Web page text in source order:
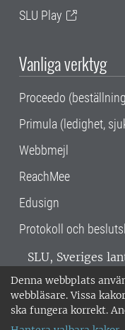
Denna webbplats
webbläsare. Vissa
ska fungera korrekt.
SLU Play
Vanliga verktyg
Proceedo
Primula (ledighet,
Webbmejl
ReachMee
Edusign
Protokoll och
SLU, Sveriges
verksamhet
Alnarp, Uppsala
miljöcertifierat
018-67 10 00 •